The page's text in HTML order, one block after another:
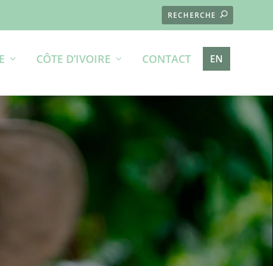
CÔTE D’IVOIRE CONTACT EN
LA